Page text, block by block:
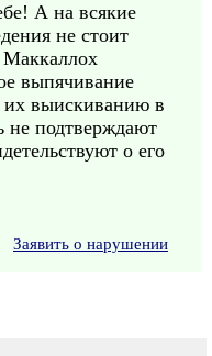
А на всякие
не стоит
выпячивание
их выискиванию в
не подтверждают
о его
Заявить о нарушении